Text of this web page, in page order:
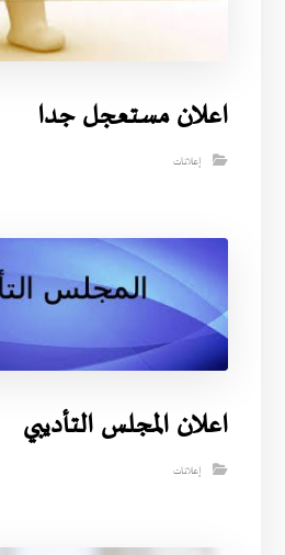
اعلان مستعجل جدا
إعلانات
اعلان المجلس التأديبي
إعلانات